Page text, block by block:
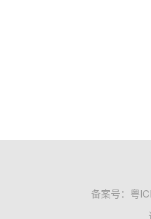
备案号： 粤